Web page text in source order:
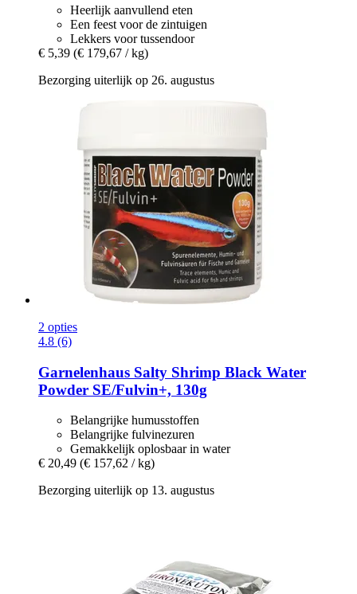
Heerlijk aanvullend eten
Een feest voor de zintuigen
Lekkers voor tussendoor
€ 5,39 (€ 179,67 / kg)
Bezorging uiterlijk op 26. augustus
2 opties
4.8 (6)
Garnelenhaus Salty Shrimp Black Water
Powder SE/Fulvin+, 130g
Belangrijke humusstoffen
Belangrijke fulvinezuren
Gemakkelijk oplosbaar in water
€ 20,49 (€ 157,62 / kg)
Bezorging uiterlijk op 13. augustus